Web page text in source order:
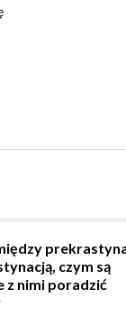
czym są
z nimi poradzić